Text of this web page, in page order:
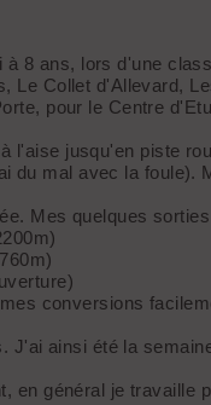
8 ans, lors d'une
Le Collet d'Allevard,
pour le Centre
l'aise jusqu'en piste
du mal avec la foule).
Mes quelques
conversions
J'ai ainsi été la
en général je